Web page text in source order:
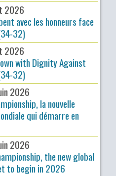
2026
avec les honneurs face
32)
2026
with Dignity Against
32)
2026
la nouvelle
qui démarre en
2026
the new global
to begin in 2026